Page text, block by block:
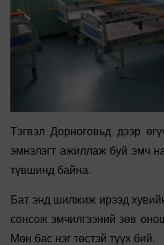
Тэгвэл Дорноговьд дээр
эмнэлэгт ажиллаж буй эмч
түвшинд байна.
Бат энд шилжиж ирээд
сонсож эмчилгээний зөв
Мөн бас нэг төстэй түүх бий.